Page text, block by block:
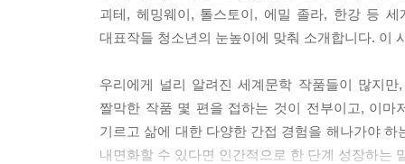
괴테, 헤밍웨이, 톨스토이, 에밀 졸라, 한강 등
대표작들 청소년의 눈높이에 맞춰 소개합니다. 이
우리에게 널리 알려진 세계문학 작품들이 많지
짤막한 작품 몇 편을 접하는 것이 전부이고, 이마
기르고 삶에 대한 다양한 간접 경험을 해나가야
내면화할 수 있다면 인간적으로 한 단계 성장하는